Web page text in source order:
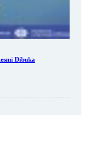
Dibuka